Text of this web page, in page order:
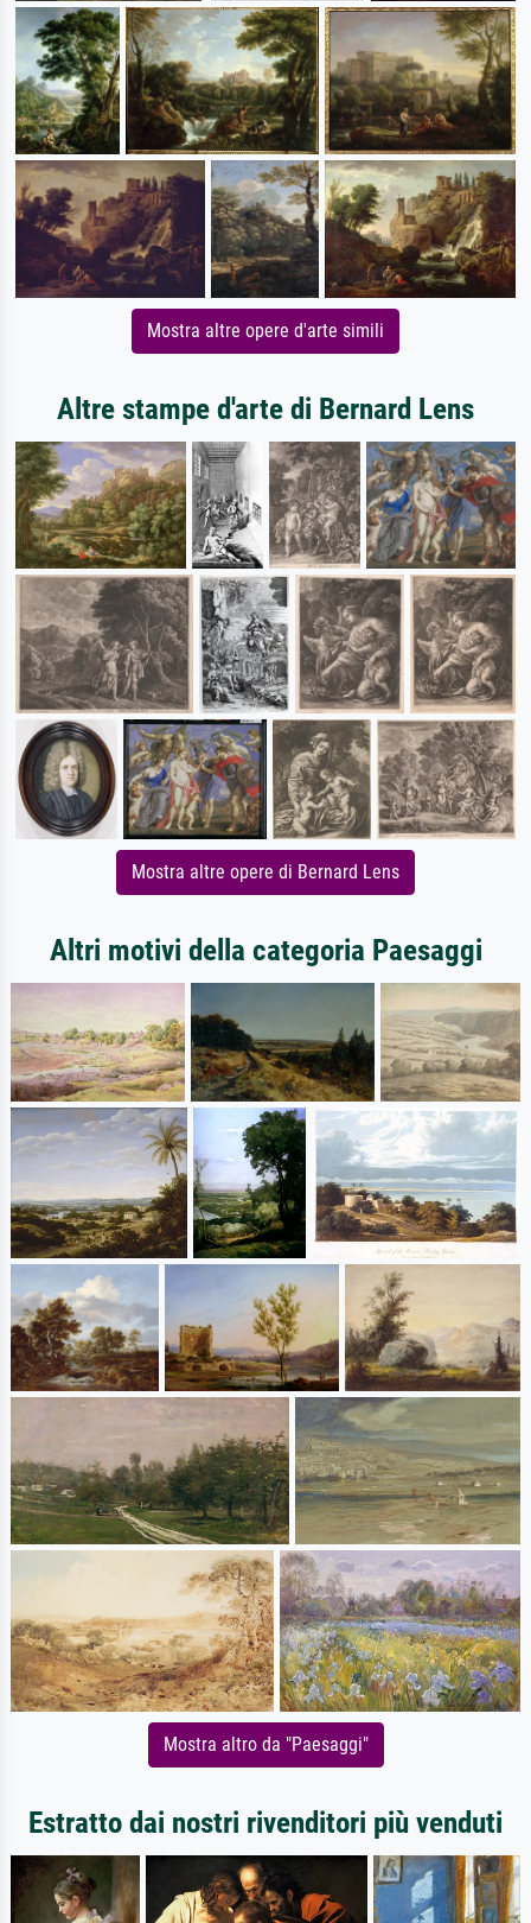
Mostra altre opere d'arte simili
Altre stampe d'arte di Bernard Lens
Mostra altre opere di Bernard Lens
Altri motivi della categoria Paesaggi
Mostra altro da "Paesaggi"
Estratto dai nostri rivenditori più venduti